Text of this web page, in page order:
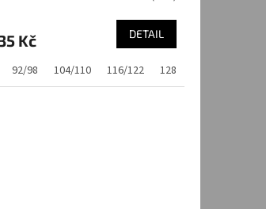
Kč DETAIL
92/98 104/110 116/122 128/134